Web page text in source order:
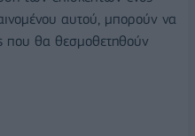
αυτού, μπορούν να
που θα θεσμοθετηθούν